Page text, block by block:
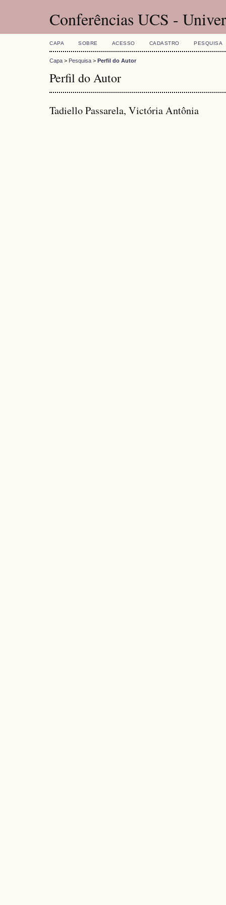
Conferências UCS -
CAPA SOBRE ACESSO CADASTRO PESQUISA
Capa > Pesquisa > Perfil do Autor
Perfil do Autor
Tadiello Passarela, Victória Antônia